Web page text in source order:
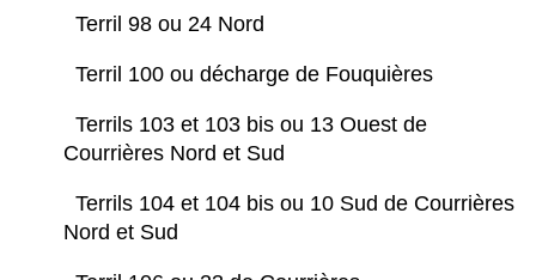
Terril 98 ou 24 Nord
Terril 100 ou décharge de Fouquières
Terrils 103 et 103 bis ou 13 Ouest de
Courrières Nord et Sud
Terrils 104 et 104 bis ou 10 Sud de Courrières
Nord et Sud